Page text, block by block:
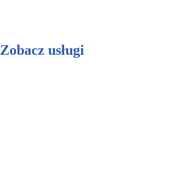
Zobacz usługi